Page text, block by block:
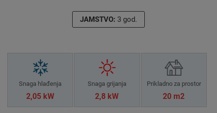
JAMSTVO: 3 god.
Snaga hlađenja
2,05 kW
Snaga grijanja
2,8 kW
Prikladno za prostor
20 m2